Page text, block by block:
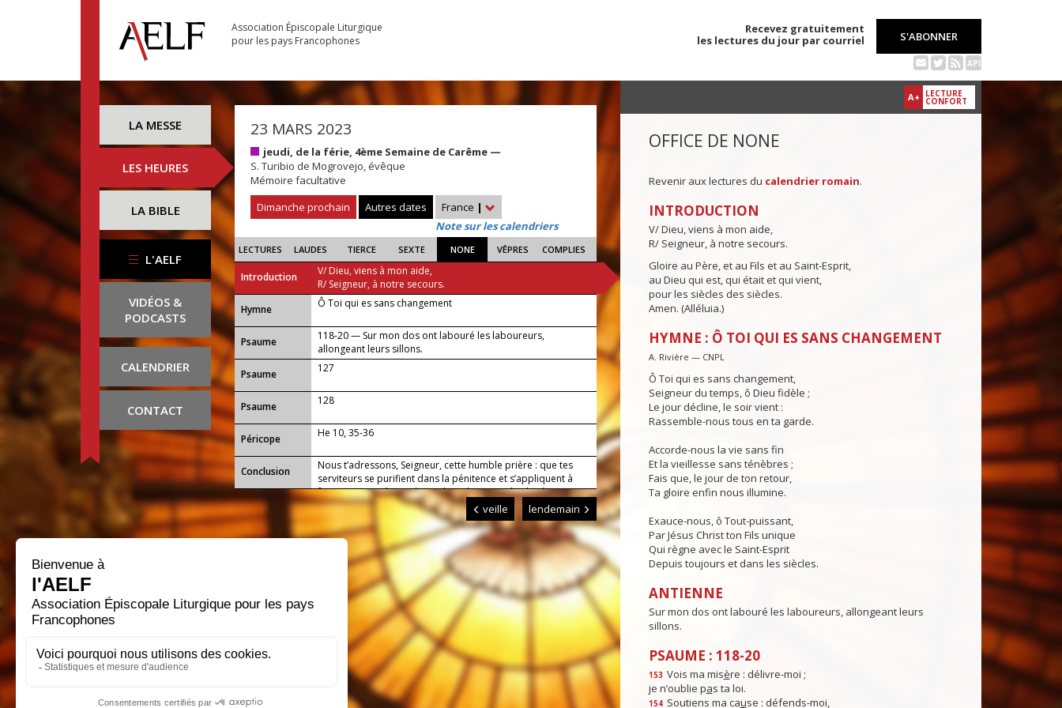
Association Épiscopale Liturgique
pour les pays Francophones
Recevez gratuitement
les lectures du jour par courriel
S'ABONNER
API
LA MESSE
LES HEURES
LA BIBLE
L'AELF
VIDÉOS &
PODCASTS
CALENDRIER
CONTACT
23 MARS 2023
jeudi, de la férie, 4ème Semaine de Carême —
S. Turibio de Mogrovejo, évêque
Mémoire facultative
Dimanche prochain
Autres dates France |
Note sur les calendriers
LECTURES LAUDES TIERCE SEXTE NONE VÊPRES COMPLIES
Introduction
V/ Dieu, viens à mon aide,
R/ Seigneur, à notre secours.
...
Hymne Ô Toi qui es sans changement
Psaume
118-20 — Sur mon dos ont labouré les laboureurs,
allongeant leurs sillons.
Psaume
127
Psaume 128
Péricope He 10, 35-36
Conclusion
Nous t’adressons, Seigneur, cette humble prière : que tes
serviteurs se purifient dans la pénitence et s’appliquent à
faire ce qui est bon ; donne-leur de rester dociles à ta
volonté et d’arriver sans encombre aux fêtes de Pâques.
veille lendemain
A+ LECTURE
CONFORT
OFFICE DE NONE
Revenir aux lectures du calendrier romain.
INTRODUCTION
V/ Dieu, viens à mon aide,
R/ Seigneur, à notre secours.
Gloire au Père, et au Fils et au Saint-Esprit,
au Dieu qui est, qui était et qui vient,
pour les siècles des siècles.
Amen. (Alléluia.)
HYMNE : Ô TOI QUI ES SANS CHANGEMENT
A. Rivière — CNPL
Ô Toi qui es sans changement,
Seigneur du temps, ô Dieu fidèle ;
Le jour décline, le soir vient :
Rassemble-nous tous en ta garde.
Accorde-nous la vie sans fin
Et la vieillesse sans ténèbres ;
Fais que, le jour de ton retour,
Ta gloire enfin nous illumine.
Exauce-nous, ô Tout-puissant,
Par Jésus Christ ton Fils unique
Qui règne avec le Saint-Esprit
Depuis toujours et dans les siècles.
ANTIENNE
Sur mon dos ont labouré les laboureurs, allongeant leurs
sillons.
PSAUME : 118-20
153 Vois ma misère : délivre-moi ;
je n’oublie pas ta loi.
154 Soutiens ma cause : défends-moi,